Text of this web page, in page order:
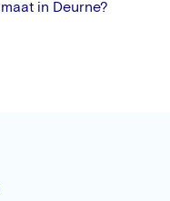
in Deurne?